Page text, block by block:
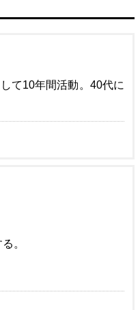
て10年間活動。40代に
。